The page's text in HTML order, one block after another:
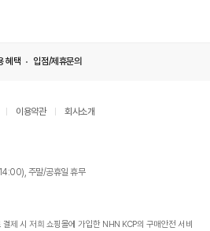
혜택 입점/제휴문의
이용약관 회사소개
주말/공휴일 휴무
빌딩 (대표이사 : 문인식)
제 시 저희 쇼핑몰에 가입한 NHN KCP의 구매안전 서비